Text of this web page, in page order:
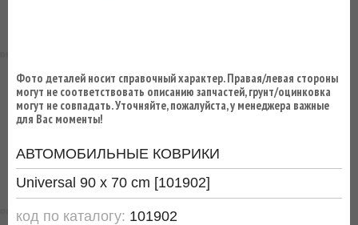
Фото деталей носит справочный характер. Правая/левая стороны
могут не соответствовать описанию запчастей, грунт/оцинковка
могут не совпадать. Уточняйте, пожалуйста, у менеджера важные
для Вас моменты!
АВТОМОБИЛЬНЫЕ КОВРИКИ
Universal 90 x 70 cm [101902]
код по каталогу: 101902